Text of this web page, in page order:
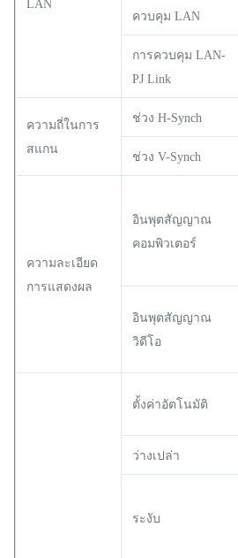
LAN
ควบคุม LAN
การควบคุม LAN-
PJ Link
ความถี่ในการ
สแกน
ช่วง H-Synch
ช่วง V-Synch
ความละเอียด
การแสดงผล
อินพุตสัญญาณ
คอมพิวเตอร์
อินพุตสัญญาณ
วิดีโอ
ตั้งค่าอัตโนมัติ
ว่างเปล่า
ระงับ